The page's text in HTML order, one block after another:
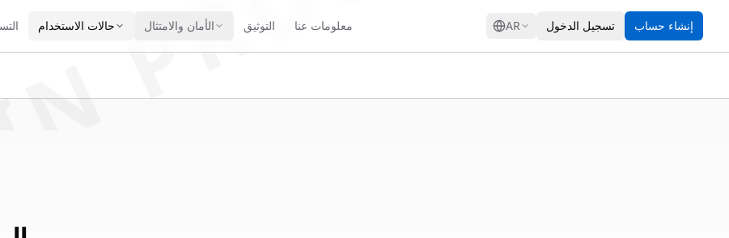
حالات الاستخدام الأمان والامتثال التوثيق معلومات عنا AR تسجيل الدخول إنشاء حساب